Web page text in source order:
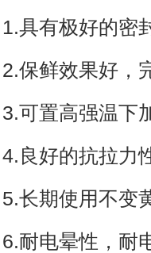
1.具有极好的密
2.保鲜效果好，
3.可置高强温下
4.良好的抗拉力
5.长期使用不变
6.耐电晕性，耐